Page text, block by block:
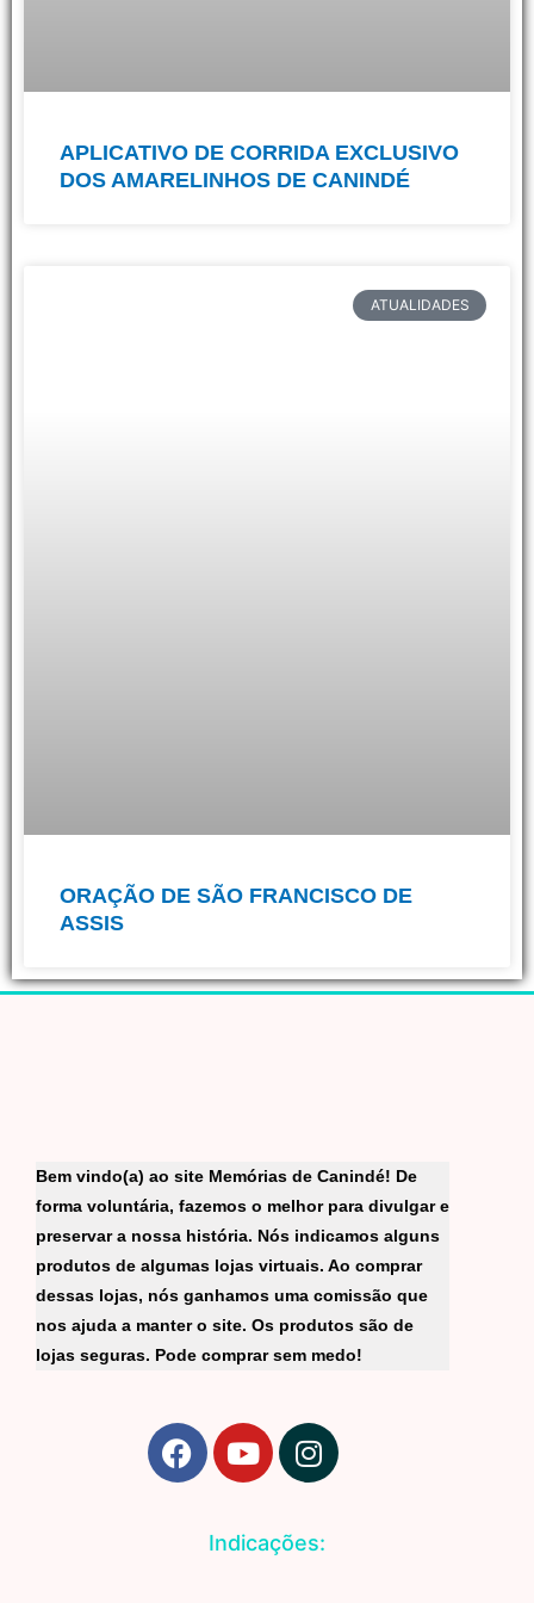
APLICATIVO DE CORRIDA EXCLUSIVO
DOS AMARELINHOS DE CANINDÉ
ATUALIDADES
ORAÇÃO DE SÃO FRANCISCO DE
ASSIS
Bem vindo(a) ao site Memórias de Canindé! De
forma voluntária, fazemos o melhor para divulgar e
preservar a nossa história. Nós indicamos alguns
produtos de algumas lojas virtuais. Ao comprar
dessas lojas, nós ganhamos uma comissão que
nos ajuda a manter o site. Os produtos são de
lojas seguras. Pode comprar sem medo!
F
a
Y
o
t
u
I
n
a
Indicações: